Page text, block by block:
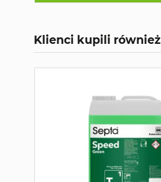
Klienci kupili również